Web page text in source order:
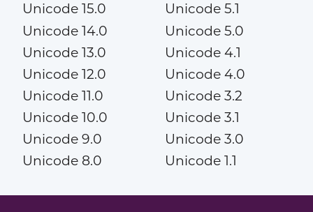
Unicode 15.0
Unicode 14.0
Unicode 13.0
Unicode 12.0
Unicode 11.0
Unicode 10.0
Unicode 9.0
Unicode 8.0
Unicode 5.1
Unicode 5.0
Unicode 4.1
Unicode 4.0
Unicode 3.2
Unicode 3.1
Unicode 3.0
Unicode 1.1